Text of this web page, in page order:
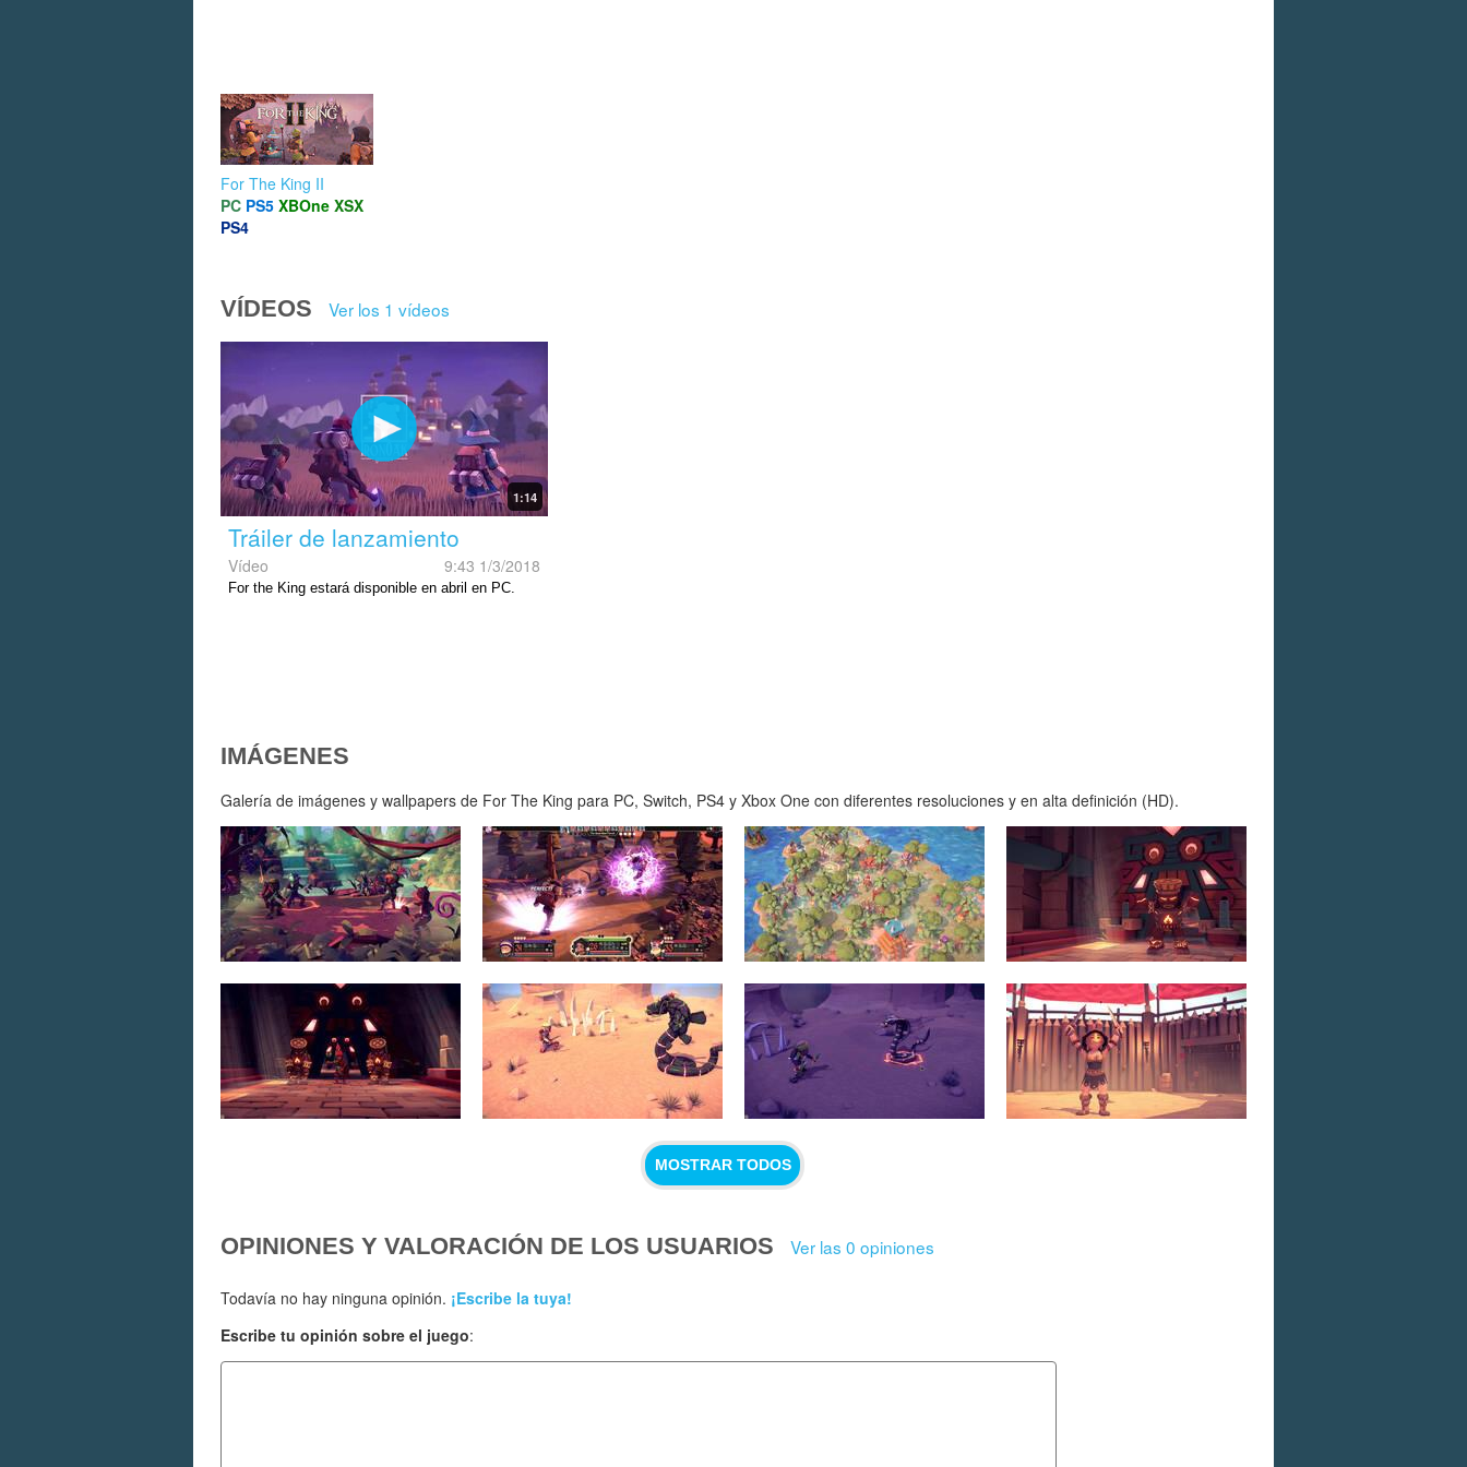
For The King II
PC PS5 XBOne XSX
PS4
VÍDEOS Ver los 1 vídeos
1:14
Tráiler de lanzamiento
Vídeo 9:43 1/3/2018
For the King estará disponible en abril en PC.
IMÁGENES
Galería de imágenes y wallpapers de For The King para PC, Switch, PS4 y Xbox One con diferentes resoluciones y en alta definición (HD).
MOSTRAR TODOS
OPINIONES Y VALORACIÓN DE LOS USUARIOS Ver las 0 opiniones
Todavía no hay ninguna opinión. ¡Escribe la tuya!
Escribe tu opinión sobre el juego: